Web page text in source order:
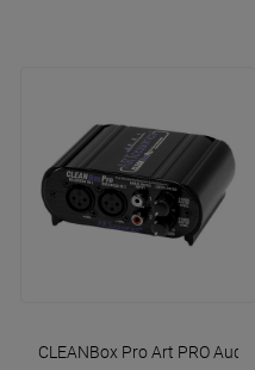
CLEANBox Pro Art PRO Audio